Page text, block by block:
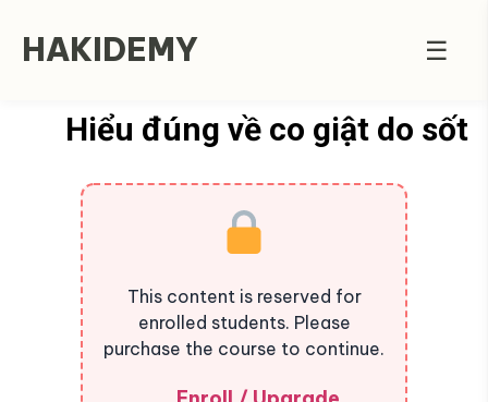
HAKIDEMY ☰
Hiểu đúng về co giật do sốt
This content is reserved for
enrolled students. Please
purchase the course to continue.